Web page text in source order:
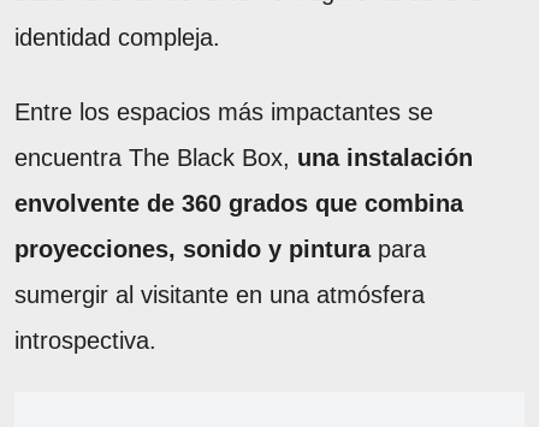
identidad compleja.
Entre los espacios más impactantes se
encuentra The Black Box, una instalación
envolvente de 360 grados que combina
proyecciones, sonido y pintura para
sumergir al visitante en una atmósfera
introspectiva.